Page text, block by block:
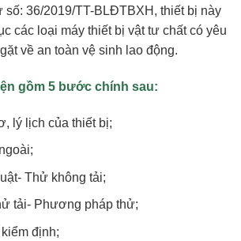
số: 36/2019/TT-BLĐTBXH, thiết bị này
các loại máy thiết bị vật tư chất có yêu
về an toàn vệ sinh lao động.
gồm 5 bước chính sau:
lý lịch của thiết bị;
Thử không tải;
tải- Phương pháp thử;
định;